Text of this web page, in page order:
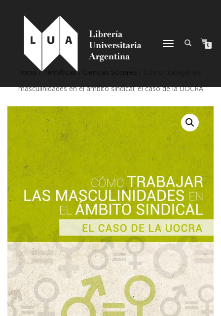
NAVEGACIÓN
0
/Temáticas/
masculinidades en el ámbito sindical: el caso de la UOCRA